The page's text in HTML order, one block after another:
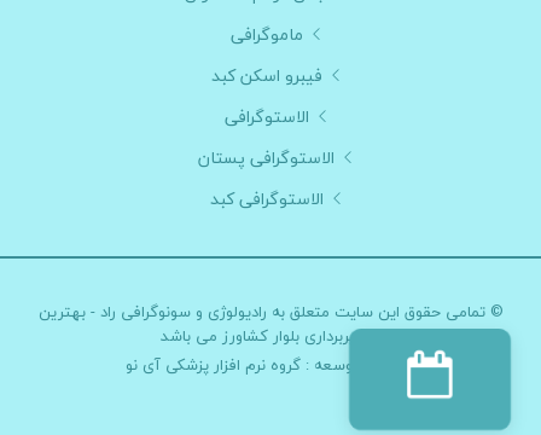
ماموگرافی
فیبرو اسکن کبد
الاستوگرافی
الاستوگرافی پستان
الاستوگرافی کبد
© تمامی حقوق این سایت متعلق به رادیولوژی و سونوگرافی راد - بهترین
تصویربرداری بلوار کشاورز می باشد
طراحی و توسعه : گروه نرم افزار پزشکی آی نو دریافت نوبت